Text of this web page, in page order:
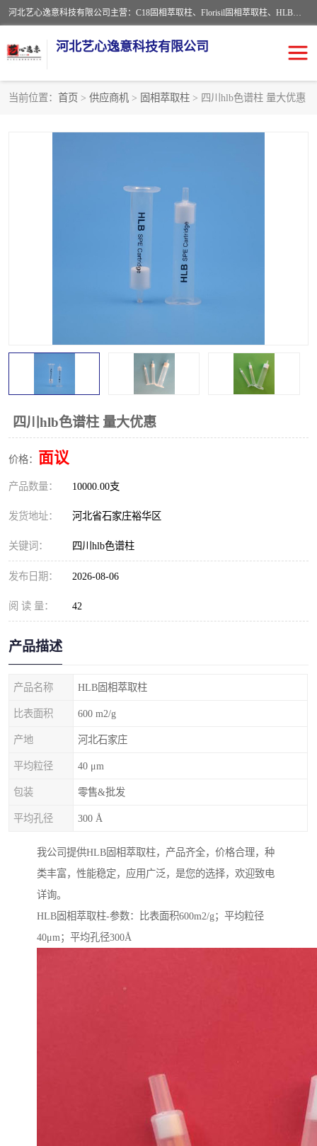
河北艺心逸意科技有限公司主营：C18固相萃取柱、Florisil固相萃取柱、HLB固相萃取柱、MCX固相萃取柱、QuEChERS、固相萃取空柱、针式过滤器 、固相萃取柱、黄曲霉毒素亲和柱。全国咨询热线：18630105913。河北艺心逸意科技有限公司接受来样定做，我们秉承着“顾客至上，锐意进取”的经营理念，坚持客户至上的原则为广大客户提供优质的服务，欢迎广大客户惠顾！免费咨询！
河北艺心逸意科技有限公司
当前位置： 首页 > 供应商机 > 固相萃取柱 > 四川hlb色谱柱 量大优惠
四川hlb色谱柱 量大优惠
价格： 面议
产品数量： 10000.00支
发货地址： 河北省石家庄裕华区
关键词： 四川hlb色谱柱
发布日期： 2026-08-06
阅 读 量： 42
产品描述
产品名称 HLB固相萃取柱
比表面积 600 m2/g
产地 河北石家庄
平均粒径 40 μm
包装 零售&批发
平均孔径 300 Å
我公司提供HLB固相萃取柱，产品齐全，价格合理，种
类丰富，性能稳定，应用广泛，是您的选择，欢迎致电
详询。
HLB固相萃取柱-参数：比表面积600m2/g；平均粒径
40μm；平均孔径300Å
SPE填料
过滤器/滤膜
SPE配件